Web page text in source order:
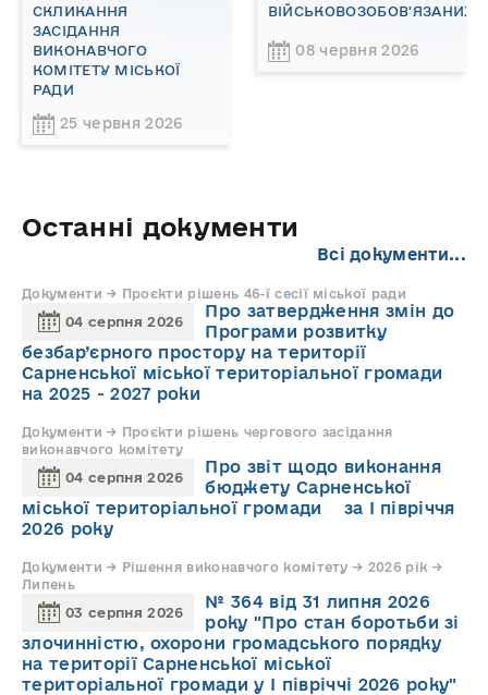
СКЛИКАННЯ
ЗАСІДАННЯ
ВИКОНАВЧОГО
КОМІТЕТУ МІСЬКОЇ
РАДИ
25 червня 2026
ВІЙСЬКОВОЗОБОВ'ЯЗАНИХ!
08 червня 2026
Останні документи
Всі документи...
Документи → Проєкти рішень 46-ї сесії міської ради
04 серпня 2026
Про затвердження змін до
Програми розвитку
безбар’єрного простору на території
Сарненської міської територіальної громади
на 2025 - 2027 роки
Документи → Проєкти рішень чергового засідання
виконавчого комітету
04 серпня 2026
Про звіт щодо виконання
бюджету Сарненської
міської територіальної громади за І півріччя
2026 року
Документи → Рішення виконавчого комітету → 2026 рік →
Липень
03 серпня 2026
№ 364 від 31 липня 2026
року "Про стан боротьби зі
злочинністю, охорони громадського порядку
на території Сарненської міської
територіальної громади у І півріччі 2026 року"